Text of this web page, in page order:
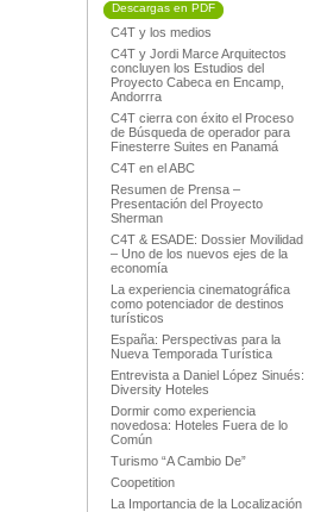
Descargas en PDF
C4T y los medios
C4T y Jordi Marce Arquitectos
concluyen los Estudios del
Proyecto Cabeca en Encamp,
Andorrra
C4T cierra con éxito el Proceso
de Búsqueda de operador para
Finesterre Suites en Panamá
C4T en el ABC
Resumen de Prensa –
Presentación del Proyecto
Sherman
C4T & ESADE: Dossier Movilidad
– Uno de los nuevos ejes de la
economía
La experiencia cinematográfica
como potenciador de destinos
turísticos
España: Perspectivas para la
Nueva Temporada Turística
Entrevista a Daniel López Sinués:
Diversity Hoteles
Dormir como experiencia
novedosa: Hoteles Fuera de lo
Común
Turismo “A Cambio De”
Coopetition
La Importancia de la Localización